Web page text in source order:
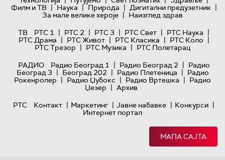
Филм и ТВ | Наука | Природа | Дигитални предузетник |
За мале велике хероје | Наизглед здрав
ТВ
РТС 1 | РТС 2 | РТС 3 | РТС Свет | РТС Наука |
РТС Драма | РТС Живот | РТС Класика | РТС Коло |
РТС Трезор | РТС Музика | РТС Полетарац
РАДИО
Радио Београд 1 | Радио Београд 2 | Радио
Београд 3 | Београд 202 | Радио Плетеница | Радио
Рокенролер | Радио Џубокс | Радио Вртешка | Радио
Џезер | Архив
РТС
Контакт | Маркетинг | Јавне набавке | Конкурси |
Интернет портал
МАПА САЈТА